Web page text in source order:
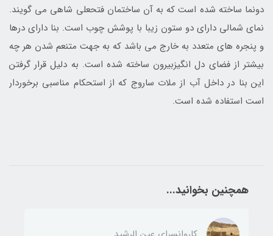
دونما ساخته شده است که به آن ساختمان فتحعلی شاهی می گویند.
نمای شمالی دارای دو ستون زیبا با پوشش چوب است. بنا دارای درها
و پنجره های متعدد به خارج می باشد که به جهت متنعم شدن هر چه
بیشتر از فضای دل انگیزبیرون ساخته شده است. به دلیل قرار گرفتن
این بنا در داخل آب از ملات ساروج که از استحکام مناسبی برخوردار
است استفاده شده است.
همچنین بخوانید...